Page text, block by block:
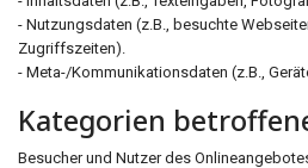
- Nutzungsdaten (z.B., besuchte
Zugriffszeiten).
- Meta-/Kommunikationsdaten (z.B.,
Kategorien
Besucher und Nutzer des